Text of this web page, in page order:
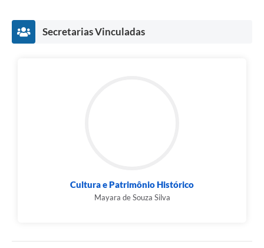
Secretarias Vinculadas
Cultura e Patrimônio Histórico
Mayara de Souza Silva